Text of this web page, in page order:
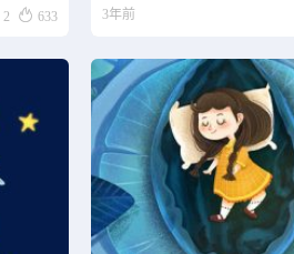
2  633 3年前